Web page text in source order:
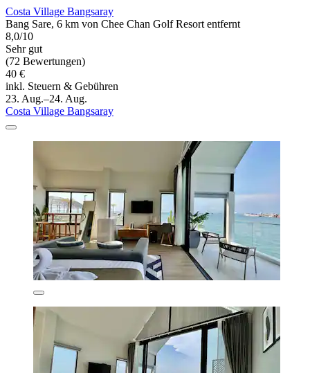
Costa Village Bangsaray
Bang Sare, 6 km von Chee Chan Golf Resort entfernt
8,0/10
Sehr gut
(72 Bewertungen)
40 €
inkl. Steuern & Gebühren
23. Aug.–24. Aug.
Costa Village Bangsaray